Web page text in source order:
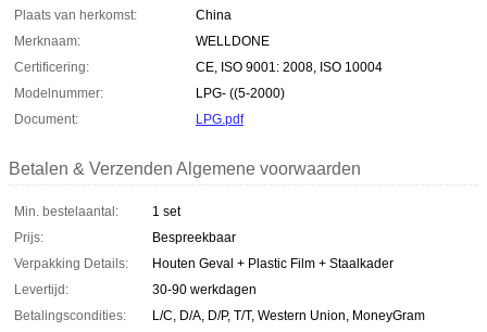
Plaats van herkomst:
China
Merknaam:
WELLDONE
Certificering:
CE, ISO 9001: 2008, ISO 10004
Modelnummer:
LPG- ((5-2000)
Document:
LPG.pdf
Betalen & Verzenden Algemene voorwaarden
Min. bestelaantal:
1 set
Prijs:
Bespreekbaar
Verpakking Details:
Houten Geval + Plastic Film + Staalkader
Levertijd:
30-90 werkdagen
Betalingscondities:
L/C, D/A, D/P, T/T, Western Union, MoneyGram